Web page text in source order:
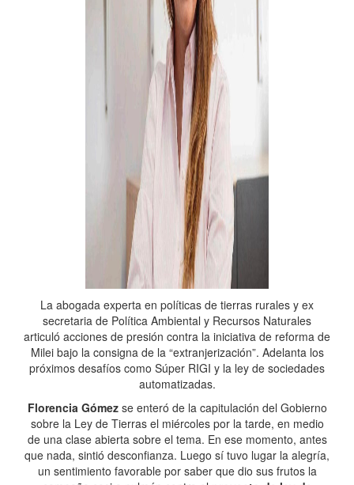
La abogada experta en políticas de tierras rurales y ex
secretaria de Política Ambiental y Recursos Naturales
articuló acciones de presión contra la iniciativa de reforma de
Milei bajo la consigna de la “extranjerización”. Adelanta los
próximos desafíos como Súper RIGI y la ley de sociedades
automatizadas.
Florencia Gómezse enteró de la capitulación del Gobierno
sobre la Ley de Tierras el miércoles por la tarde, en medio
de una clase abierta sobre el tema. En ese momento, antes
que nada, sintió desconfianza. Luego sí tuvo lugar la alegría,
un sentimiento favorable por saber que dio sus frutos la